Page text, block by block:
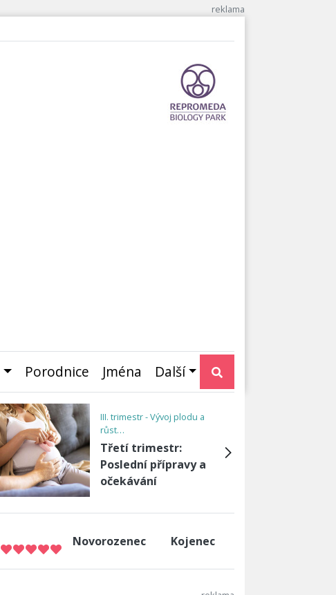
Porodnice Jména Další
III. trimestr - Vývoj plodu a
růst…
Třetí trimestr:
Poslední přípravy a
očekávání
Novorozenec Kojenec